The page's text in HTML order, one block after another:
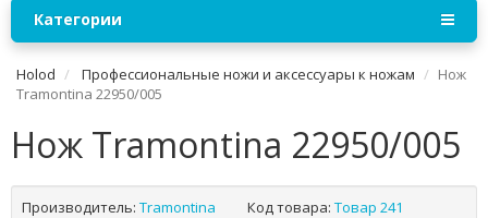
Категории
Holod Профессиональные ножи и аксессуары к ножам
Нож
Tramontina 22950/005
Нож Tramontina 22950/005
Производитель: Tramontina Код товара: Товар 241